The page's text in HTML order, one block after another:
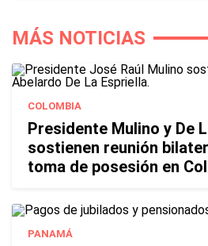
MÁS NOTICIAS
COLOMBIA
Presidente Mulino y De
sostienen reunión
toma de posesión en
PANAMÁ